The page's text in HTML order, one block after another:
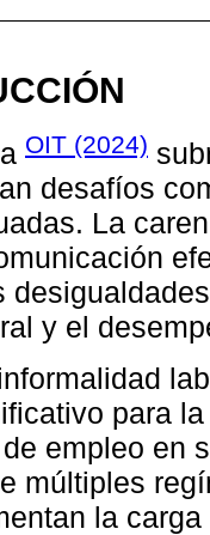
OIT (2024)
desafíos
La
y el
para
empleo en
múltiples
la